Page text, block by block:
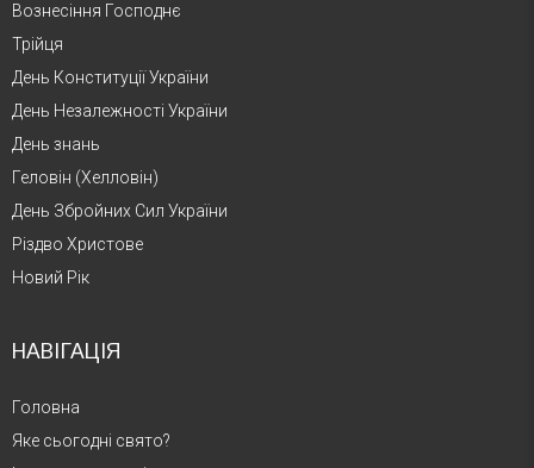
Вознесіння Господнє
Трійця
День Конституції України
День Незалежності України
День знань
Геловін (Хелловін)
День Збройних Сил України
Різдво Христове
Новий Рік
НАВІГАЦІЯ
Головна
Яке сьогодні свято?